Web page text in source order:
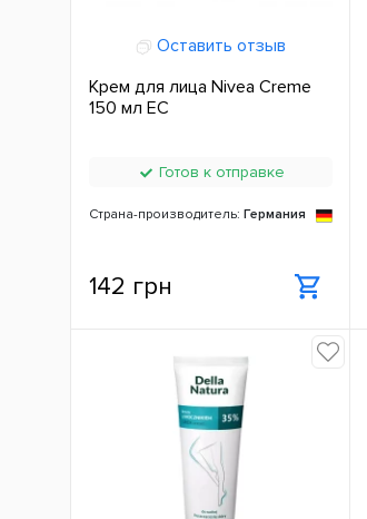
Оставить отзыв
Крем для лица Nivea Creme
150 мл ЕС
Готов к отправке
Страна-производитель: Германия
142 грн